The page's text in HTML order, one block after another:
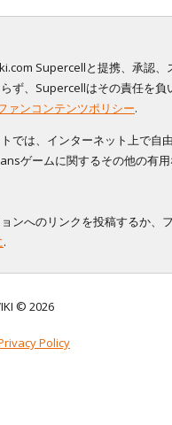
Supercellと提携、承認、
ず、Supercellはその責任を負
ァンコンテンツポリシー.
では、インターネット上で自
ゲームに関するその他の有
ンへのリンクを投稿するか、
.
© 2026
Policy